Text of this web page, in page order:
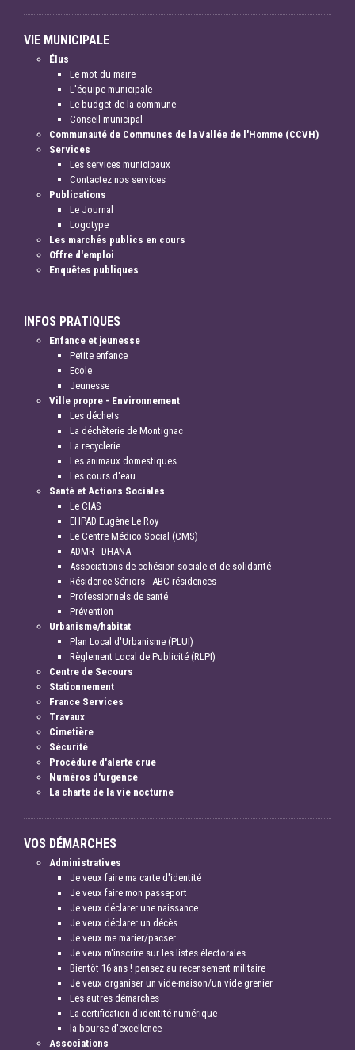
VIE MUNICIPALE
Élus
Le mot du maire
L'équipe municipale
Le budget de la commune
Conseil municipal
Communauté de Communes de la Vallée de l'Homme (CCVH)
Services
Les services municipaux
Contactez nos services
Publications
Le Journal
Logotype
Les marchés publics en cours
Offre d'emploi
Enquêtes publiques
INFOS PRATIQUES
Enfance et jeunesse
Petite enfance
Ecole
Jeunesse
Ville propre - Environnement
Les déchets
La déchèterie de Montignac
La recyclerie
Les animaux domestiques
Les cours d'eau
Santé et Actions Sociales
Le CIAS
EHPAD Eugène Le Roy
Le Centre Médico Social (CMS)
ADMR - DHANA
Associations de cohésion sociale et de solidarité
Résidence Séniors - ABC résidences
Professionnels de santé
Prévention
Urbanisme/habitat
Plan Local d'Urbanisme (PLUI)
Règlement Local de Publicité (RLPI)
Centre de Secours
Stationnement
France Services
Travaux
Cimetière
Sécurité
Procédure d'alerte crue
Numéros d'urgence
La charte de la vie nocturne
VOS DÉMARCHES
Administratives
Je veux faire ma carte d'identité
Je veux faire mon passeport
Je veux déclarer une naissance
Je veux déclarer un décès
Je veux me marier/pacser
Je veux m'inscrire sur les listes électorales
Bientôt 16 ans ! pensez au recensement militaire
Je veux organiser un vide-maison/un vide grenier
Les autres démarches
La certification d'identité numérique
la bourse d'excellence
Associations